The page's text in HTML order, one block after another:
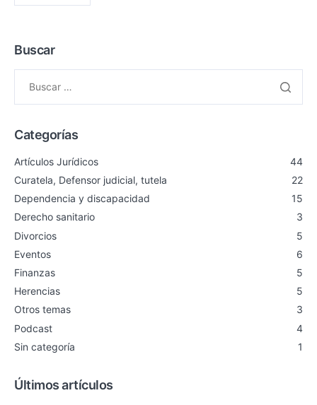
Buscar
Categorías
Artículos Jurídicos
44
Curatela, Defensor judicial, tutela
22
Dependencia y discapacidad
15
Derecho sanitario
3
Divorcios
5
Eventos
6
Finanzas
5
Herencias
5
Otros temas
3
Podcast
4
Sin categoría
1
Últimos artículos